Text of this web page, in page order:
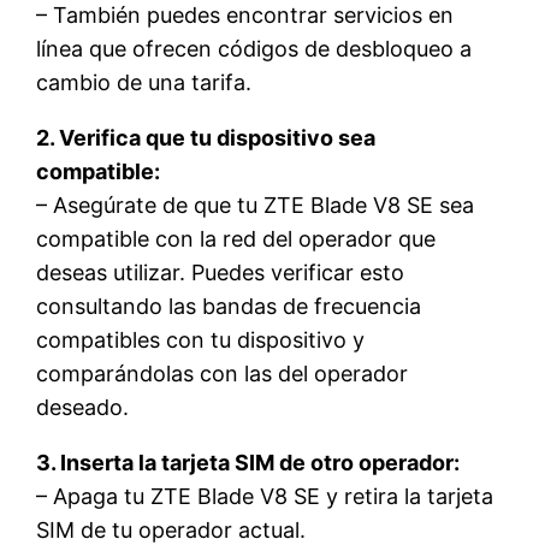
– También puedes encontrar servicios en
línea que ofrecen códigos de desbloqueo a
cambio de una tarifa.
2. Verifica que tu dispositivo sea
compatible:
– Asegúrate de que tu ZTE Blade V8 SE sea
compatible con la red del operador que
deseas utilizar. Puedes verificar esto
consultando las bandas de frecuencia
compatibles con tu dispositivo y
comparándolas con las del operador
deseado.
3. Inserta la tarjeta SIM de otro operador:
– Apaga tu ZTE Blade V8 SE y retira la tarjeta
SIM de tu operador actual.